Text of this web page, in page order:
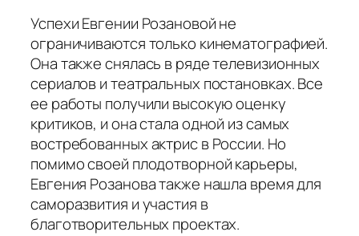
Успехи Евгении Розановой не
ограничиваются только кинематографией.
Она также снялась в ряде телевизионных
сериалов и театральных постановках. Все
ее работы получили высокую оценку
критиков, и она стала одной из самых
востребованных актрис в России. Но
помимо своей плодотворной карьеры,
Евгения Розанова также нашла время для
саморазвития и участия в
благотворительных проектах.